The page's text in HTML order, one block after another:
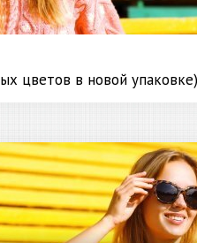
цветов в новой